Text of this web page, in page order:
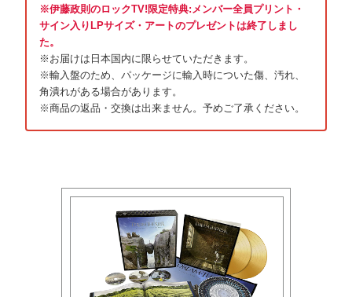
※伊藤政則のロックTV!限定特典:メンバー全員プリント・
サイン入りLPサイズ・アートのプレゼントは終了しまし
た。
※お届けは日本国内に限らせていただきます。
※輸入盤のため、パッケージに輸入時についた傷、汚れ、
角潰れがある場合があります。
※商品の返品・交換は出来ません。予めご了承ください。